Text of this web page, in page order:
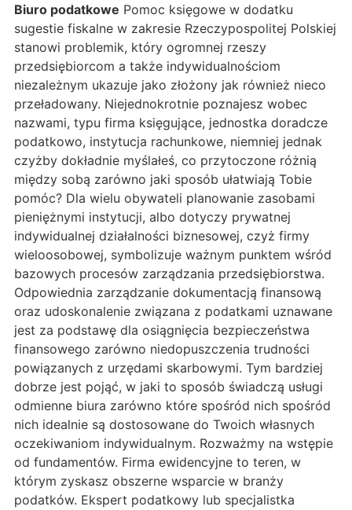
Biuro podatkowe Pomoc księgowe w dodatku
sugestie fiskalne w zakresie Rzeczypospolitej Polskiej
stanowi problemik, który ogromnej rzeszy
przedsiębiorcom a także indywidualnościom
niezależnym ukazuje jako złożony jak również nieco
przeładowany. Niejednokrotnie poznajesz wobec
nazwami, typu firma księgujące, jednostka doradcze
podatkowo, instytucja rachunkowe, niemniej jednak
czyżby dokładnie myślałeś, co przytoczone różnią
między sobą zarówno jaki sposób ułatwiają Tobie
pomóc? Dla wielu obywateli planowanie zasobami
pieniężnymi instytucji, albo dotyczy prywatnej
indywidualnej działalności biznesowej, czyż firmy
wieloosobowej, symbolizuje ważnym punktem wśród
bazowych procesów zarządzania przedsiębiorstwa.
Odpowiednia zarządzanie dokumentacją finansową
oraz udoskonalenie związana z podatkami uznawane
jest za podstawę dla osiągnięcia bezpieczeństwa
finansowego zarówno niedopuszczenia trudności
powiązanych z urzędami skarbowymi. Tym bardziej
dobrze jest pojąć, w jaki to sposób świadczą usługi
odmienne biura zarówno które spośród nich spośród
nich idealnie są dostosowane do Twoich własnych
oczekiwaniom indywidualnym. Rozważmy na wstępie
od fundamentów. Firma ewidencyjne to teren, w
którym zyskasz obszerne wsparcie w branży
podatków. Ekspert podatkowy lub specjalistka